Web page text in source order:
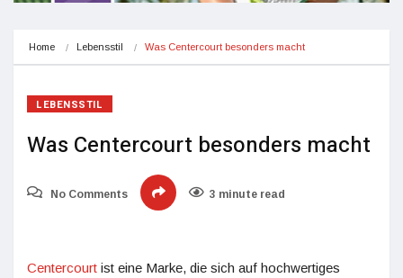
Home Lebensstil Was Centercourt besonders macht
LEBENSSTIL
Was Centercourt besonders macht
No Comments 3 minute read
Centercourt ist eine Marke, die sich auf hochwertiges